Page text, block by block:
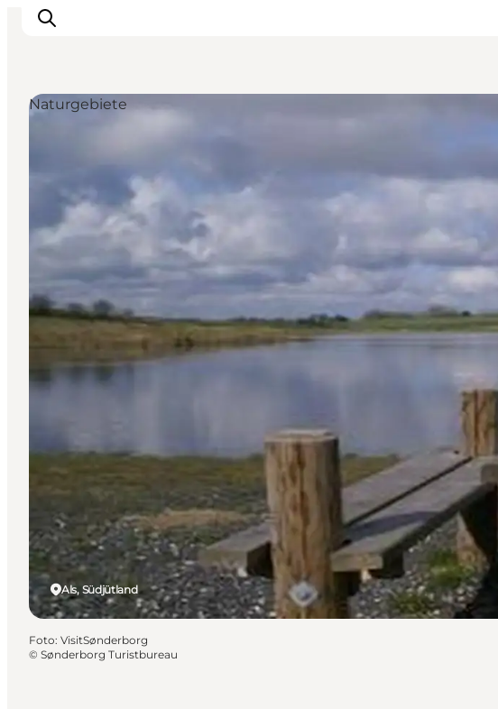
Inspiration
Erlebnisse
Unterkünfte
Reiseplanung
Als, Südjütland
Naturgebiete
Foto: VisitSønderborg
© Sønderborg Turistbureau